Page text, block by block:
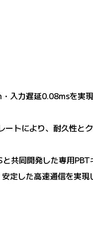
入力遅延0.08msを
トにより、耐久性と
共同開発した専用
定した高速通信を実現